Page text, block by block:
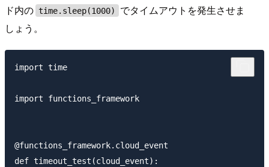
ド内の time.sleep(1000)
でタイムアウトを発生させま
しょう。
import time
import functions_framework
@functions_framework.cloud_event
def timeout_test(cloud_event):